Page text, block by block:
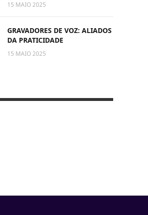
15 MAIO 2025
GRAVADORES DE VOZ: ALIADOS
DA PRATICIDADE
15 MAIO 2025